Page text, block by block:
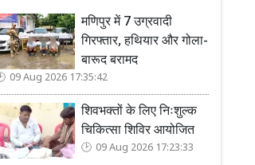
मणिपुर में 7 उग्रवादी
गिरफ्तार, हथियार और गोला-
बारूद बरामद
09 Aug 2026 17:35:42
शिवभक्तों के लिए निःशुल्क
चिकित्सा शिविर आयोजित
09 Aug 2026 17:23:33